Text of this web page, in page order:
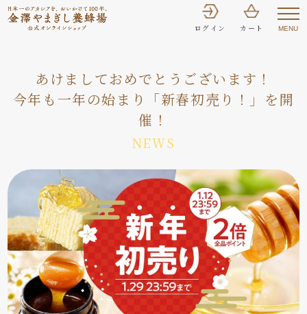
ログイン カート MENU
あけましておめでとうございます！
今年も一年の始まり「新春初売り！」を開
催！
NEWS